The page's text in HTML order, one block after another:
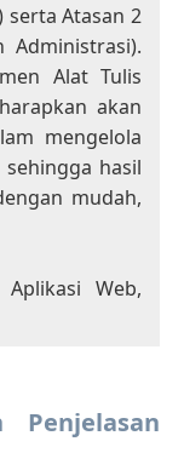
serta Atasan 2
Administrasi).
Alat Tulis
akan
mengelola
hasil
mudah,
Web,
Penjelasan